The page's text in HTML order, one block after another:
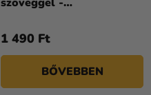
1 490 Ft
BŐVEBBEN